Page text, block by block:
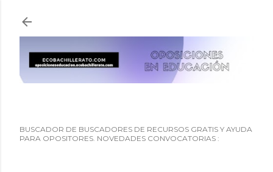
BUSCADOR DE BUSCADORES DE RECURSOS GRATIS Y AYUDA
PARA OPOSITORES. NOVEDADES CONVOCATORIAS :